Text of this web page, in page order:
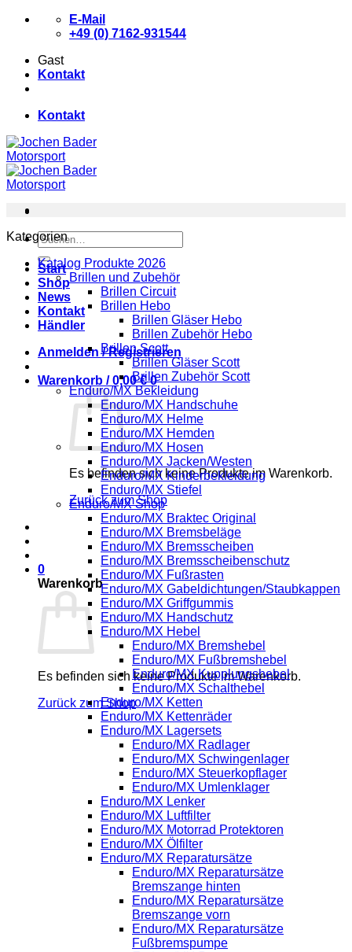
Zum
E-Mail
+49 (0) 7162-931544
Gast
Kontakt
Kontakt
Suchen
nach:
Start
Shop
News
Kontakt
Händler
Anmelden / Registrieren
Warenkorb /0,00€ 0
Es befinden sich keine Produkte im Warenkorb.
Zurück zum Shop
0
Warenkorb
Es befinden sich keine Produkte im Warenkorb.
Zurück zum Shop
Kategorien
Katalog Produkte 2026
Brillen und Zubehör
Brillen Circuit
Brillen Hebo
Brillen Gläser Hebo
Brillen Zubehör Hebo
Brillen Scott
Brillen Gläser Scott
Brillen Zubehör Scott
Enduro/MX Bekleidung
Enduro/MX Handschuhe
Enduro/MX Helme
Enduro/MX Hemden
Enduro/MX Hosen
Enduro/MX Jacken/Westen
Enduro/MX Kinderbekleidung
Enduro/MX Stiefel
Enduro/MX Shop
Enduro/MX Braktec Original
Enduro/MX Bremsbeläge
Enduro/MX Bremsscheiben
Enduro/MX Bremsscheibenschutz
Enduro/MX Fußrasten
Enduro/MX Gabeldichtungen/Staubkappen
Enduro/MX Griffgummis
Enduro/MX Handschutz
Enduro/MX Hebel
Enduro/MX Bremshebel
Enduro/MX Fußbremshebel
Enduro/MX Kupplungshebel
Enduro/MX Schalthebel
Enduro/MX Ketten
Enduro/MX Kettenräder
Enduro/MX Lagersets
Enduro/MX Radlager
Enduro/MX Schwingenlager
Enduro/MX Steuerkopflager
Enduro/MX Umlenklager
Enduro/MX Lenker
Enduro/MX Luftfilter
Enduro/MX Motorrad Protektoren
Enduro/MX Ölfilter
Enduro/MX Reparatursätze
Enduro/MX Reparatursätze
Bremszange hinten
Enduro/MX Reparatursätze
Bremszange vorn
Enduro/MX Reparatursätze
Fußbremspumpe